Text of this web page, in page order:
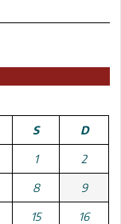
S D
1 2
8 9
15 16